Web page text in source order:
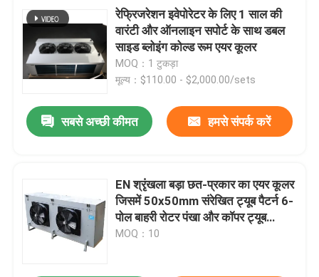
रेफ्रिजरेशन इवेपोरेटर के लिए 1 साल की
वारंटी और ऑनलाइन सपोर्ट के साथ डबल
साइड ब्लोइंग कोल्ड रूम एयर कूलर
MOQ：1 टुकड़ा
मूल्य：$110.00 - $2,000.00/sets
सबसे अच्छी कीमत हमसे संपर्क करें
EN श्रृंखला बड़ा छत-प्रकार का एयर कूलर
जिसमें 50x50mm संरेखित ट्यूब पैटर्न 6-
पोल बाहरी रोटर पंखा और कॉपर ट्यूब
एल्यूमीनियम फिन है
MOQ：10